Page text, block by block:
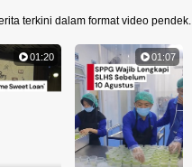
terkini dalam format video pendek.
01:20 01:07